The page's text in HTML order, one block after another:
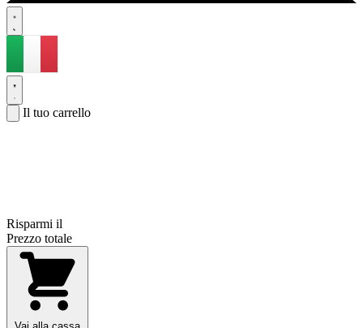
Il tuo carrello
Risparmi il
Prezzo totale